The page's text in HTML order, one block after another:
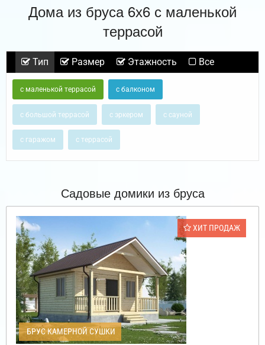
Дома из бруса 6х6 с маленькой
террасой
Тип Размер Этажность Все
с маленькой террасой с балконом
с большой террасой с эркером с сауной
с гаражом с террасой
Садовые домики из бруса
ХИТ ПРОДАЖ
БРУС КАМЕРНОЙ СУШКИ